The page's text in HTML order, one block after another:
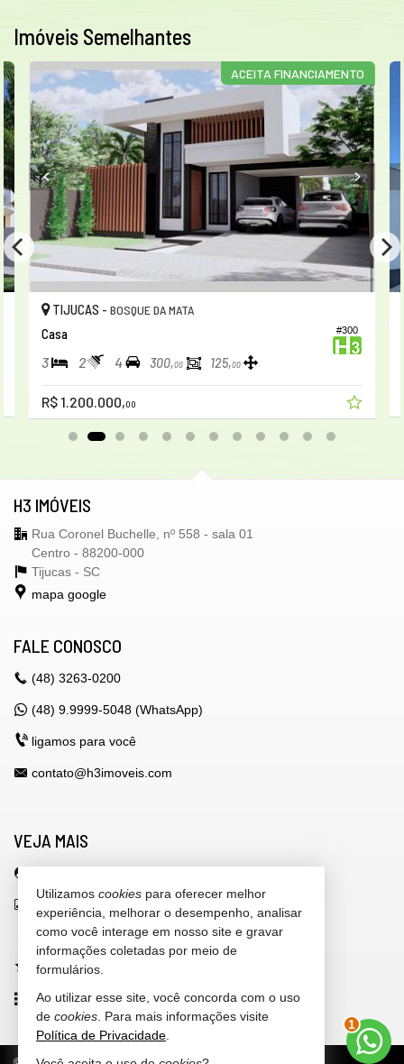
Imóveis Semelhantes
ACEITA FINANCIAMENTO
#300
TIJUCAS - BOSQUE DA MATA
Casa
3 2 4 300,00 125,00
R$ 1.200.000,00
H3 IMÓVEIS
Rua Coronel Buchelle, nº 558 - sala 01
Centro - 88200-000
Tijucas - SC
mapa google
FALE CONOSCO
(48) 3263-0200
(48) 9.9999-5048 (WhatsApp)
ligamos para você
contato@h3imoveis.com
VEJA MAIS
indicadores financeiros
cadastre seu imóvel
imóveis favoritos
mapa de imóveis
2
Utilizamos cookies para oferecer melhor
experiência, melhorar o desempenho, analisar
como você interage em nosso site e gravar
informações coletadas por meio de
formulários.
Ao utilizar esse site, você concorda com o uso
de cookies . Para mais informações visite
Política de Privacidade